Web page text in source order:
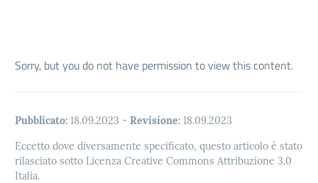
Sorry, but you do not have permission to view this content.
Pubblicato: 18.09.2023 - Revisione: 18.09.2023
Eccetto dove diversamente specificato, questo articolo è stato
rilasciato sotto Licenza Creative Commons Attribuzione 3.0
Italia.